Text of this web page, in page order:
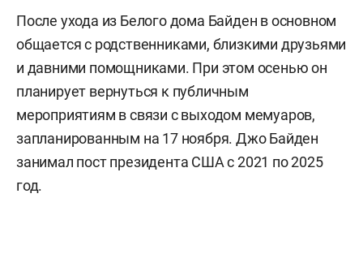
После ухода из Белого дома Байден в основном
общается с родственниками, близкими друзьями
и давними помощниками. При этом осенью он
планирует вернуться к публичным
мероприятиям в связи с выходом мемуаров,
запланированным на 17 ноября. Джо Байден
занимал пост президента США с 2021 по 2025
год.